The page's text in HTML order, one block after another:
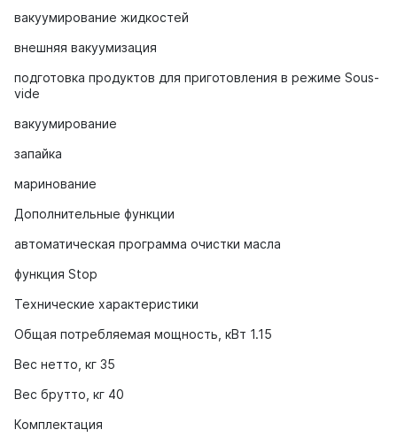
вакуумирование жидкостей
внешняя вакуумизация
подготовка продуктов для приготовления в режиме Sous-
vide
вакуумирование
запайка
маринование
Дополнительные функции
автоматическая программа очистки масла
функция Stop
Технические характеристики
Общая потребляемая мощность, кВт 1.15
Вес нетто, кг 35
Вес брутто, кг 40
Комплектация